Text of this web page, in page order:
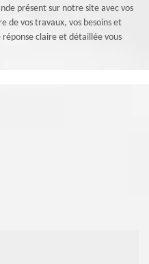
présent sur notre site avec vos
de vos travaux, vos besoins et
claire et détaillée vous